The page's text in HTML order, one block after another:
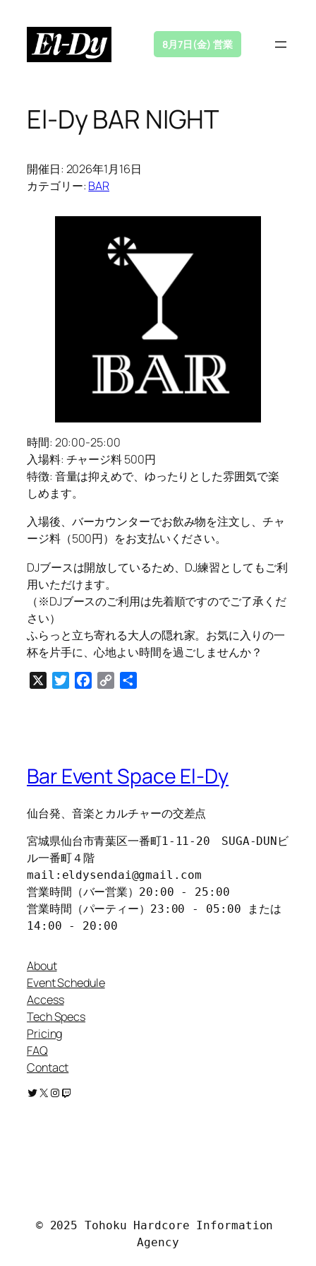
8月7日(金) 営業
El-Dy BAR NIGHT
開催日: 2026年1月16日
カテゴリー: BAR
時間: 20:00-25:00
入場料: チャージ料 500円
特徴: 音量は抑えめで、ゆったりとした雰囲気で楽
しめます。
入場後、バーカウンターでお飲み物を注文し、チャ
ージ料（500円）をお支払いください。
DJブースは開放しているため、DJ練習としてもご利
用いただけます。
（※DJブースのご利用は先着順ですのでご了承くだ
さい）
ふらっと立ち寄れる大人の隠れ家。お気に入りの一
杯を片手に、心地よい時間を過ごしませんか？
TwitterFacebook
Copy
Bar Event Space El-Dy
仙台発、音楽とカルチャーの交差点
宮城県仙台市青葉区一番町1-11-20　SUGA-DUNビ
ル一番町４階
mail:eldysendai@gmail.com
営業時間（バー営業）20:00 - 25:00
営業時間（パーティー）23:00 - 05:00 または
14:00 - 20:00
About
Event Schedule
Access
Tech Specs
Pricing
FAQ
Contact
Twitter
X Instagram
Twitch
© 2025 Tohoku Hardcore Information
Agency